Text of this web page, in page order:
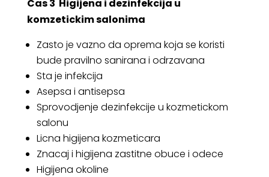
Cas 3 Higijena i dezinfekcija u
komzetickim salonima
Zasto je vazno da oprema koja se koristi
bude pravilno sanirana i odrzavana
Sta je infekcija
Asepsa i antisepsa
Sprovodjenje dezinfekcije u kozmetickom
salonu
Licna higijena kozmeticara
Znacaj i higijena zastitne obuce i odece
Higijena okoline